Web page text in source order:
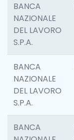
BANCA
NAZIONALE
DEL LAVORO
S.P.A.
BANCA
NAZIONALE
DEL LAVORO
S.P.A.
BANCA